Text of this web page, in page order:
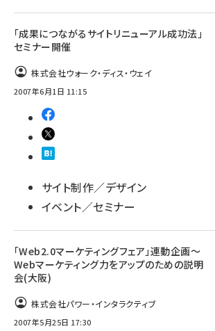
「成果につながるサイトリニューアル成功法」
セミナー開催
株式会社ウォーク・ディス・ウェイ
2007年6月1日 11:15
サイト制作／デザイン
イベント／セミナー
「Web2.0マーケティングフェア」連動企画～
Webマーケティング力をアップのための説明
会(大阪)
株式会社パワー・インタラクティブ
2007年5月25日 17:30